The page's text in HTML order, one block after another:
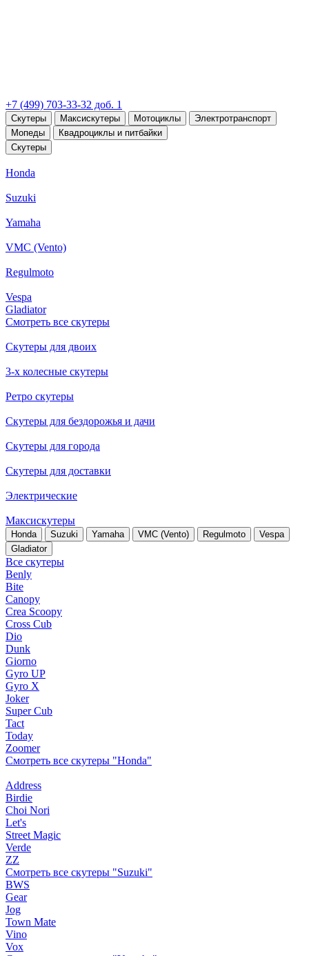
+7 (499) 703-33-32 доб. 1
Скутеры Максискутеры Мотоциклы
Электротранспорт
Мопеды
Квадроциклы и питбайки
Скутеры
Honda
Suzuki
Yamaha
VMC (Vento)
Regulmoto
Vespa
Gladiator
Смотреть все скутеры
Скутеры для двоих
3-х колесные скутеры
Ретро скутеры
Скутеры для бездорожья и дачи
Скутеры для города
Скутеры для доставки
Электрические
Максискутеры
Honda Suzuki Yamaha VMC (Vento) Regulmoto
Vespa
Gladiator
Все скутеры
Benly
Bite
Canopy
Crea Scoopy
Cross Cub
Dio
Dunk
Giorno
Gyro UP
Gyro X
Joker
Super Cub
Tact
Today
Zoomer
Смотреть все скутеры "Honda"
Address
Birdie
Choi Nori
Let's
Street Magic
Verde
ZZ
Смотреть все скутеры "Suzuki"
BWS
Gear
Jog
Town Mate
Vino
Vox